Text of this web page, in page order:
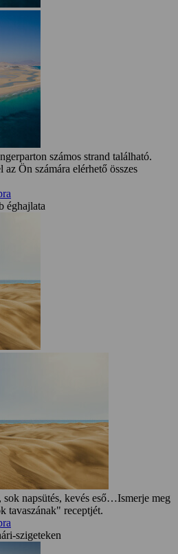
számos strand található.
az Ön számára elérhető összes
éghajlata
sok napsütés, kevés eső…Ismerje meg
tavaszának" receptjét.
szigeteken